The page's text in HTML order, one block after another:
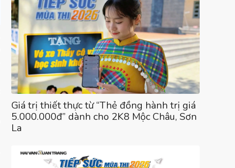
Giá trị thiết thực từ “Thẻ đồng hành trị giá
5.000.000đ” dành cho 2K8 Mộc Châu, Sơn
La